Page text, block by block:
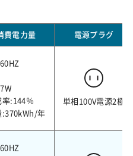
費電力量 電源プラグ
率:144％
:370kWh/年
単相100V電源2極